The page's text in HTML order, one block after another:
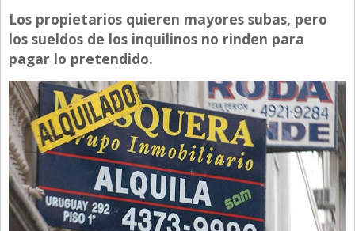
Coleccionistas
Con Estilo
Diarios de Argentina
Diarios del Mundo
Directivos
Ecología y Ambiente
Economía
Los propietarios quieren mayores subas, pero
los sueldos de los inquilinos no rinden para
pagar lo pretendido.